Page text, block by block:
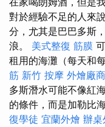
對於經驗不足的人來
分，尤其是巴巴多斯
浪。 美式整復 筋膜
租用的海灘（每天和
筋 新竹 按摩 外燴廠商
多斯潛水可能不像紅
的條件，而是加勒比
復學徒 宜蘭外燴 辦桌